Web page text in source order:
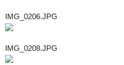
IMG_0206.JPG
IMG_0208.JPG